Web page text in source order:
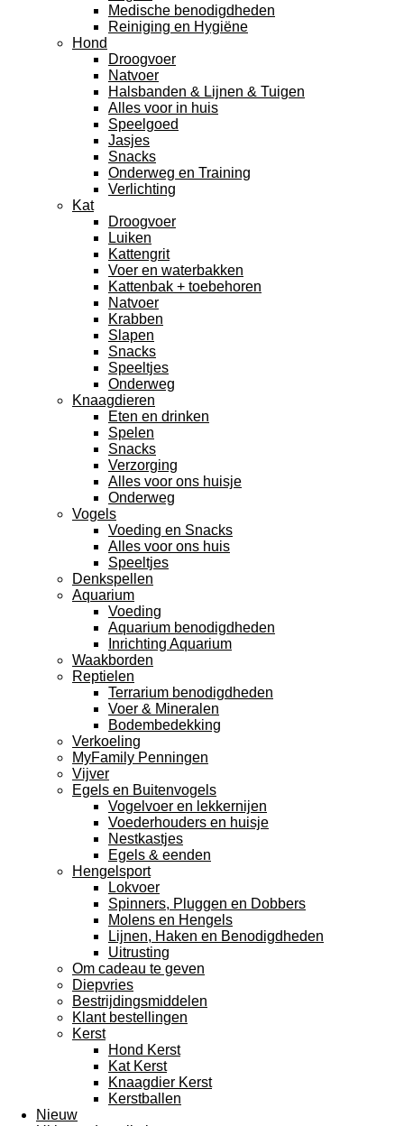
Medische benodigdheden
Reiniging en Hygiëne
Hond
Droogvoer
Natvoer
Halsbanden & Lijnen & Tuigen
Alles voor in huis
Speelgoed
Jasjes
Snacks
Onderweg en Training
Verlichting
Kat
Droogvoer
Luiken
Kattengrit
Voer en waterbakken
Kattenbak + toebehoren
Natvoer
Krabben
Slapen
Snacks
Speeltjes
Onderweg
Knaagdieren
Eten en drinken
Spelen
Snacks
Verzorging
Alles voor ons huisje
Onderweg
Vogels
Voeding en Snacks
Alles voor ons huis
Speeltjes
Denkspellen
Aquarium
Voeding
Aquarium benodigdheden
Inrichting Aquarium
Waakborden
Reptielen
Terrarium benodigdheden
Voer & Mineralen
Bodembedekking
Verkoeling
MyFamily Penningen
Vijver
Egels en Buitenvogels
Vogelvoer en lekkernijen
Voederhouders en huisje
Nestkastjes
Egels & eenden
Hengelsport
Lokvoer
Spinners, Pluggen en Dobbers
Molens en Hengels
Lijnen, Haken en Benodigdheden
Uitrusting
Om cadeau te geven
Diepvries
Bestrijdingsmiddelen
Klant bestellingen
Kerst
Hond Kerst
Kat Kerst
Knaagdier Kerst
Kerstballen
Nieuw